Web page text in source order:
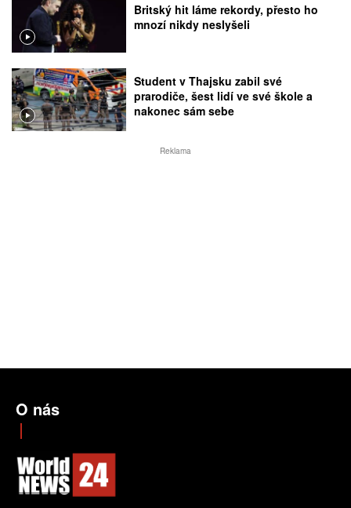
Britský hit láme rekordy, přesto ho
mnozí nikdy neslyšeli
Student v Thajsku zabil své
prarodiče, šest lidí ve své škole a
nakonec sám sebe
Reklama
O nás